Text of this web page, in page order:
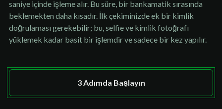
saniye içinde işleme alır. Bu süre, bir bankamatik sırasında
beklemekten daha kısadır. İlk çekiminizde ek bir kimlik
doğrulaması gerekebilir; bu, selfie ve kimlik fotoğrafı
yüklemek kadar basit bir işlemdir ve sadece bir kez yapılır.
3 Adımda Başlayın